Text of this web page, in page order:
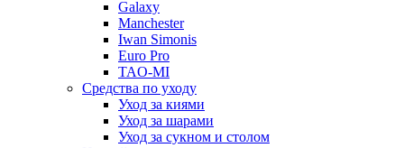
Galaxy
Manchester
Iwan Simonis
Euro Pro
TAO-MI
Средства по уходу
Уход за киями
Уход за шарами
Уход за сукном и столом